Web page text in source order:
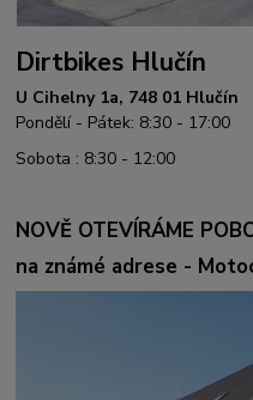
Dirtbikes Hlučín
U Cihelny 1a, 748 01 Hlučín
Pondělí - Pátek: 8:30 - 17:00
Sobota : 8:30 - 12:00
NOVĚ OTEVÍRÁME
na známé adrese -